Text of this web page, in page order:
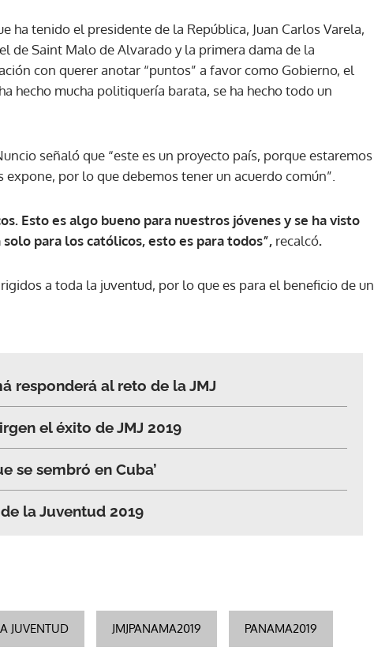
ha tenido el presidente de la República, Juan Carlos Varela,
de Saint Malo de Alvarado y la primera dama de la
con querer anotar “puntos” a favor como Gobierno, el
hecho mucha politiquería barata, se ha hecho todo un
señaló que “este es un proyecto país, porque estaremos
por lo que debemos tener un acuerdo común”.
Esto es algo bueno para nuestros jóvenes y se ha visto
para los católicos, esto es para todos”, recalcó.
a toda la juventud, por lo que es para el beneficio de un
responderá al reto de la JMJ
el éxito de JMJ 2019
se sembró en Cuba’
la Juventud 2019
JUVENTUD JMJPANAMA2019 PANAMA2019